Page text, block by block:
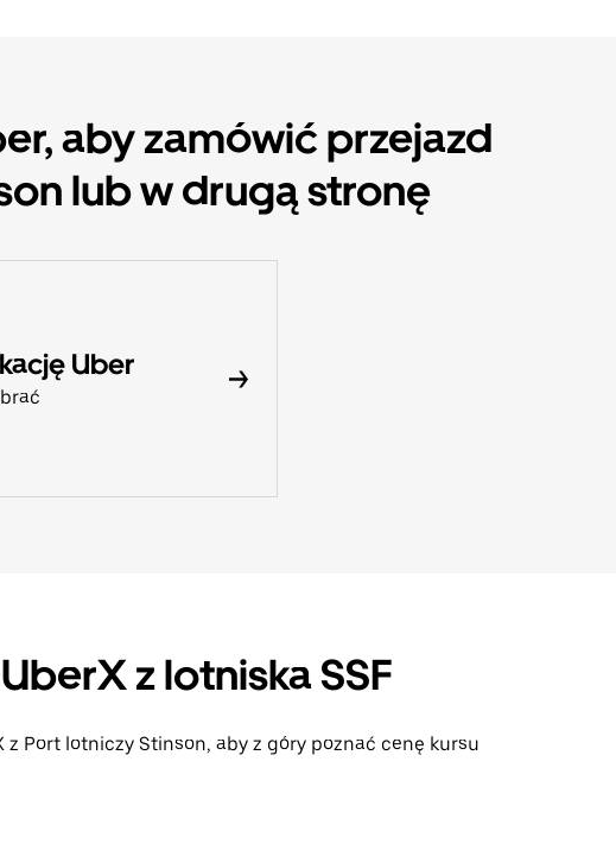
aby zamówić przejazd
lub w drugą stronę
Uber
z lotniska SSF
Port lotniczy Stinson, aby z góry poznać cenę kursu